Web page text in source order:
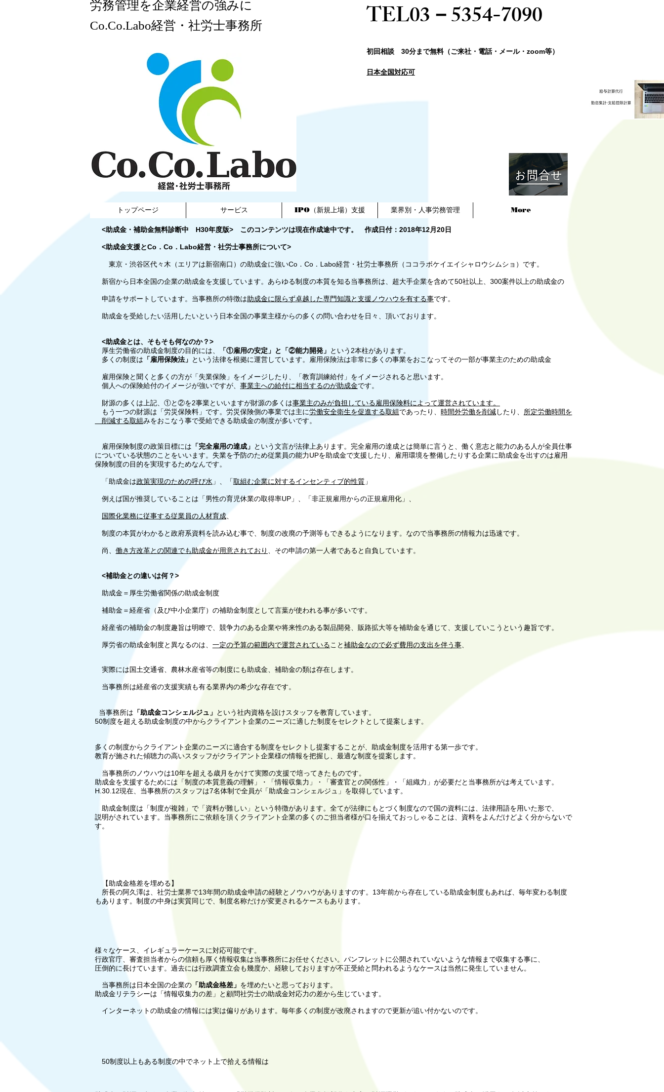
​労務管理を企業経営の強みに
Co.Co.Labo経営・社労士事務所​ ​TEL03－5354-7090
​初回相談 30分まで無料（ご来社・電話・メール・zoom等）
日本全国対応可
トップページ サービス IPO（新規上場）支援 業界別・人事労務管理 More
<助成金・補助金無料診断中 H30年度版> このコンテンツは現在作成途中です。 作成日付：2018年12月20日
<助成金支援とCo．Co．Labo経営・社労士事務所について>
東京・渋谷区代々木（エリアは新宿南口）の助成金に強いCo．Co．Labo経営・社労士事務所（ココラボケイエイシャロウシムショ）です。
新宿から日本全国の企業の助成金を支援しています。あらゆる制度の本質を知る当事務所は、超大手企業を含めて50社以上、300案件以上の助成金の
申請をサポートしています。当事務所の特徴は助成金に限らず卓越した専門知識と支援ノウハウを有する事です。
助成金を受給したい活用したいという日本全国の事業主様からの多くの問い合わせを日々、頂いております。
<助成金とは、そもそも何なのか？>
厚生労働省の助成金制度の目的には、
「①雇用の安定」と「②能力開発」 という2本柱があります。
多くの制度は 「雇用保険法」 という法律を根拠に運営しています。雇用保険法は非常に多くの事業をおこなってその一部が事業主のための助成金
雇用保険と聞くと多くの方が「失業保険」をイメージしたり、「教育訓練給付」をイメージされると思います。
個人への保険給付のイメージが強いですが、 事業主への給付に相当するのが助成金です。
財源の多くは上記、①と②を2事業といいますが財源の多くは事業主のみが負担している雇用保険料によって運営されています。
もう一つの財源は「労災保険料」です。労災保険側の事業では主に労働安全衛生を促進する取組であったり、 時間外労働を削減したり、 所定労働時間を
削減する取組みをおこなう事で受給できる助成金の制度が多いです。
雇用保険制度の政策目標には 「完全雇用の達成」 という文言が法律上あります。完全雇用の達成とは簡単に言うと、働く意志と能力のある人が全員仕事
についている状態のことをいいます。失業を予防のため従業員の能力UPを助成金で支援したり、雇用環境を整備したりする企業に助成金を出すのは雇用
保険制度の目的を実現するためなんです。
「助成金は政策実現のための呼び水 」、「取組む企業に対するインセンティブ的性質 」
例えば国が推奨していることは「男性の育児休業の取得率UP」、「非正規雇用からの正規雇用化」、
国際化業務に従事する従業員の人材育成
制度の本質がわかると政府系資料を読み込む事で、制度の改廃の予測等もできるようになります。なので当事務所の情報力は迅速です。
尚、 働き方改革との関連でも助成金が用意されており 、その申請の第一人者であると自負しています。
<補助金との違いは何？>
助成金＝厚生労働省関係の助成金制度
補助金＝経産省（及び中小企業庁）の補助金制度として言葉が使われる事が多いです。
経産省の補助金の制度趣旨は明瞭で、競争力のある企業や将来性のある製品開発、販路拡大等を補助金を通じて、支援していこうという趣旨です。
厚労省の助成金制度と異なるのは、 一定の予算の範囲内で運営されていること補助金なので必ず費用の支出を伴う事
実際には国土交通省、農林水産省等の制度にも助成金、補助金の類は存在します。
当事務所は経産省の支援実績も有る業界内の希少な存在です。
当事務所は 「助成金コンシェルジュ」 という社内資格を設けスタッフを教育しています。
50制度を超える助成金制度の中からクライアント企業のニーズに適した制度をセレクトとして提案します。
多くの制度からクライアント企業のニーズに適合する制度をセレクトし提案することが、助成金制度を活用する第一歩です。
教育が施された傾聴力の高いスタッフがクライアント企業様の情報を把握し、最適な制度を提案します。
当事務所のノウハウは10年を超える歳月をかけて実際の支援で培ってきたものです。
助成金を支援するためには「制度の本質意義の理解」・「情報収集力」・「審査官との関係性」・「組織力」が必要だと当事務所がは考えています。
H.30.12現在、当事務所のスタッフは7名体制で全員が「助成金コンシェルジュ」を取得しています。
助成金制度は「制度が複雑」で「資料が難しい」という特徴があります。全てが法律にもとづく制度なので国の資料には、法律用語を用いた形で、
説明がされています。当事務所にご依頼を頂くクライアント企業の多くのご担当者様が口を揃えておっしゃることは、資料をよんだけどよく分からないで
す。
【助成金格差を埋める】
所長の阿久澤は、社労士業界で13年間の助成金申請の経験とノウハウがありますのす。13年前から存在している助成金制度もあれば、毎年変わる制度
もあります。制度の中身は実質同じで、制度名称だけが変更されるケースもあります。
様々なケース、イレギュラーケースに対応可能です。
行政官庁、審査担当者からの信頼も厚く情報収集は当事務所にお任せください。パンフレットに公開されていないような情報まで収集する事に、
圧倒的に長けています。 過去には行政調査立会も幾度か、経験しておりますが不正受給と問われるようなケースは当然に発生していません。
当事務所は日本全国の企業の 「助成金格差」 を埋めたいと思っております。
助成金リテラシーは「情報収集力の差」と顧問社労士の助成金対応力の差から生じています。
インターネットの助成金の情報には実は偏りがあります。毎年多くの制度が改廃されますので更新が追い付かないのです。
50制度以上もある制度の中でネット上で拾える情報は